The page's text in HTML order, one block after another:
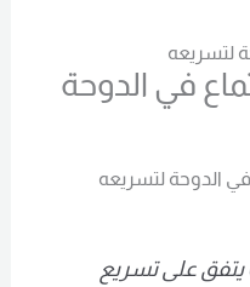
لتسريعه
في الدوحة
الدوحة لتسريعه
يتفق على تسريع